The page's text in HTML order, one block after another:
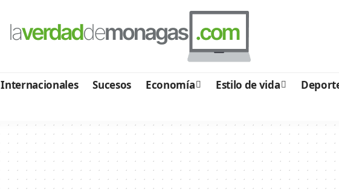
Internacionales Sucesos Economía Estilo de vida